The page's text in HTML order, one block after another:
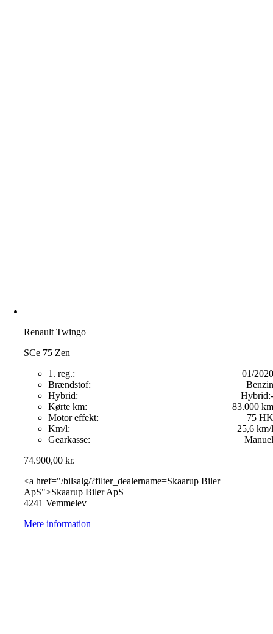
Renault Twingo
SCe 75 Zen
1. reg.:
01/2020
Brændstof:
Benzin
Hybrid:
Hybrid:-
Kørte km:
83.000 km
Motor effekt:
75 HK
Km/l:
25,6 km/l
Gearkasse:
Manuel
74.900,00kr.
<a href="/bilsalg/?filter_dealername=Skaarup Biler
ApS">Skaarup Biler ApS
4241 Vemmelev
Mere information